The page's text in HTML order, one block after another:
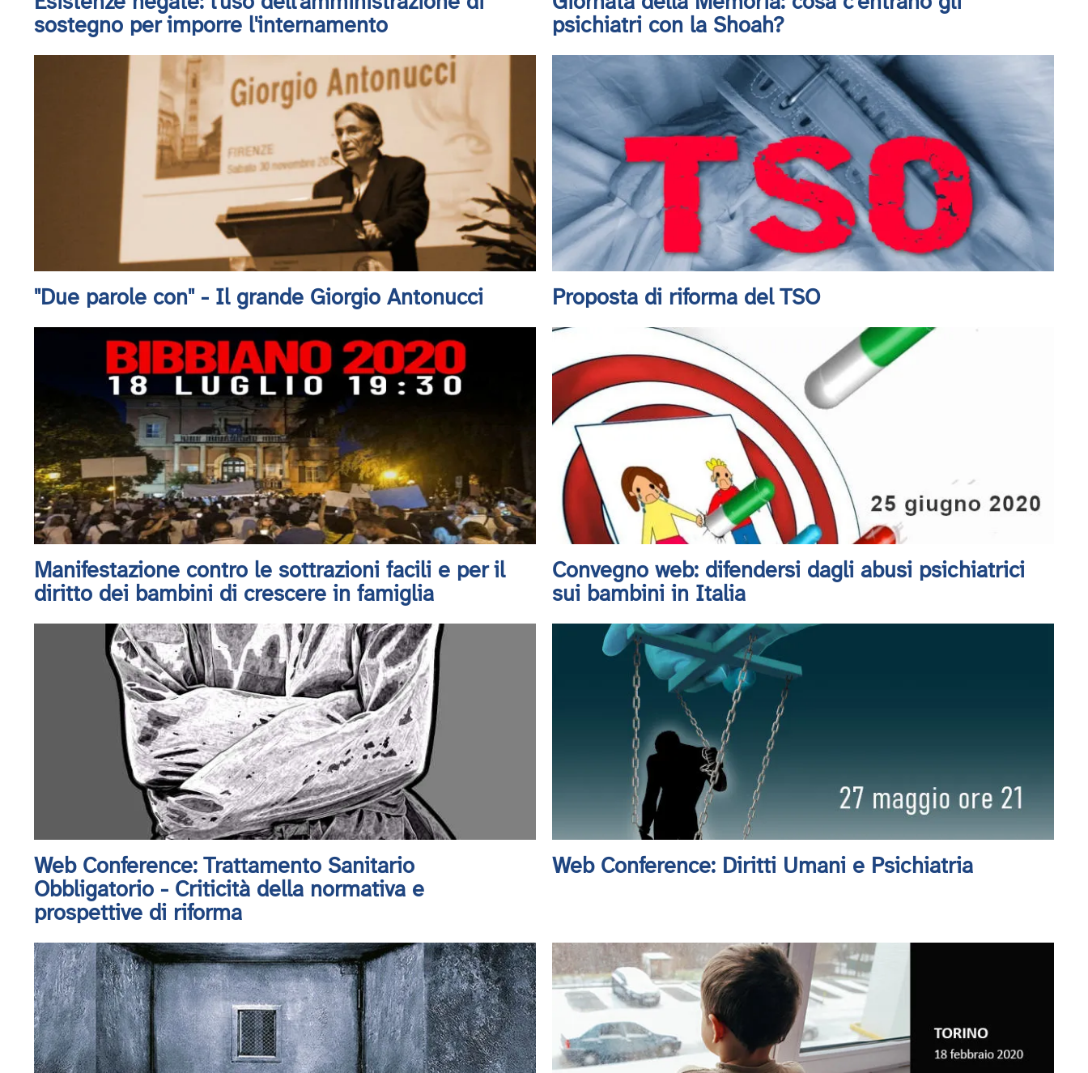
sostegno per imporre l'internamento
psichiatri con la Shoah?
"Due parole con" - Il grande Giorgio Antonucci Proposta di riforma del TSO
Manifestazione contro le sottrazioni facili e per il
diritto dei bambini di crescere in famiglia
Convegno web: difendersi dagli abusi psichiatrici
sui bambini in Italia
Web Conference: Trattamento Sanitario
Obbligatorio - Criticità della normativa e
prospettive di riforma
Web Conference: Diritti Umani e Psichiatria